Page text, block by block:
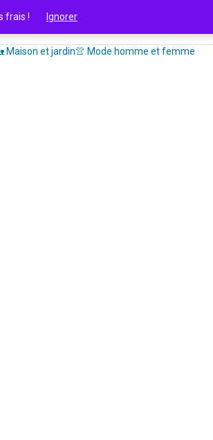
Maison et jardin👚 Mode homme et femme
frais ! Ignorer